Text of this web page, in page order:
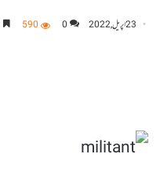
23 اپریل, 2022 0
590